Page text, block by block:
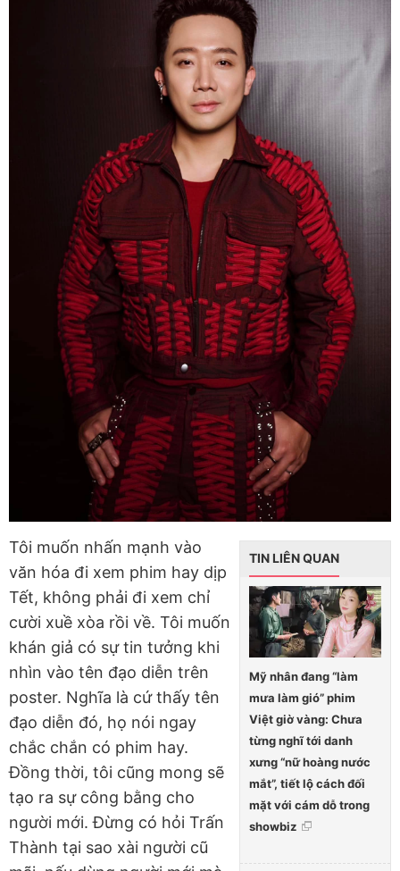
TIN LIÊN QUAN
Mỹ nhân đang “làm
mưa làm gió” phim
Việt giờ vàng: Chưa
từng nghĩ tới danh
xưng “nữ hoàng nước
mắt”, tiết lộ cách đối
mặt với cám dỗ trong
showbiz
Tôi muốn nhấn mạnh vào
văn hóa đi xem phim hay dịp
Tết, không phải đi xem chỉ
cười xuề xòa rồi về. Tôi muốn
khán giả có sự tin tưởng khi
nhìn vào tên đạo diễn trên
poster. Nghĩa là cứ thấy tên
đạo diễn đó, họ nói ngay
chắc chắn có phim hay.
Đồng thời, tôi cũng mong sẽ
tạo ra sự công bằng cho
người mới. Đừng có hỏi Trấn
Thành tại sao xài người cũ